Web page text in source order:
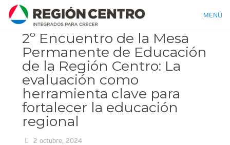
MENÚ
2º Encuentro de la Mesa
Permanente de Educación
de la Región Centro: La
evaluación como
herramienta clave para
fortalecer la educación
regional
2 octubre, 2024